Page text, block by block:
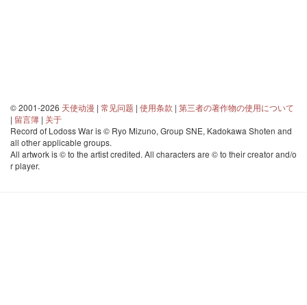
© 2001-2026 天使动漫 | 常见问题 | 使用条款 | 第三者の著作物の使用について
| 留言簿 | 关于
Record of Lodoss War is © Ryo Mizuno, Group SNE, Kadokawa Shoten and
all other applicable groups.
All artwork is © to the artist credited. All characters are © to their creator and/o
r player.